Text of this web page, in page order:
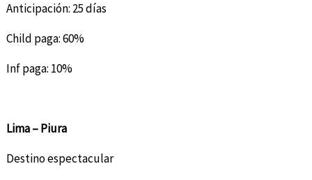
Anticipación: 25 días
Child paga: 60%
Inf paga: 10%
Lima – Piura
Destino espectacular